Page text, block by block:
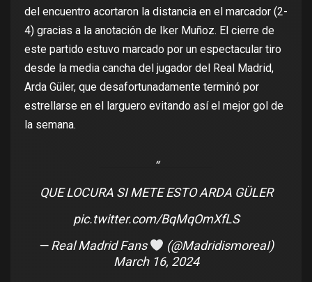
del encuentro acortaron la distancia en el marcador (2-
4) gracias a la anotación de Iker Muñoz. El cierre de
este partido estuvo marcado por un espectacular tiro
desde la media cancha del jugador del Real Madrid,
Arda Güler, que desafortunadamente terminó por
estrellarse en el larguero evitando así el mejor gol de
la semana.
QUE LOCURA SI METE ESTO ARDA GÜLER
pic.twitter.com/BqMqOmXfLS
— Real Madrid Fans
(@MadridismoreaI)
March 16, 2024